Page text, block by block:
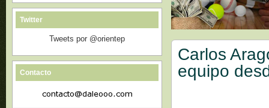
Carlos
equipo
Twitter
Tweets por @orientep
Contacto